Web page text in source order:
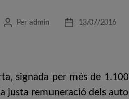
Autor
Per admin
Data13/07/2016
signada per més de
justa remuneració dels